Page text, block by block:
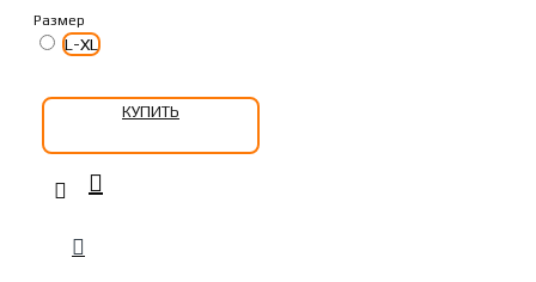
Размер
L-XL
КУПИТЬ